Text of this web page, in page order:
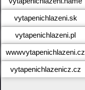
vytapenichlazeni.sk
vytapenichlazeni.pl
wwwvytapenichlazeni.cz
vytapenichlazenicz.cz